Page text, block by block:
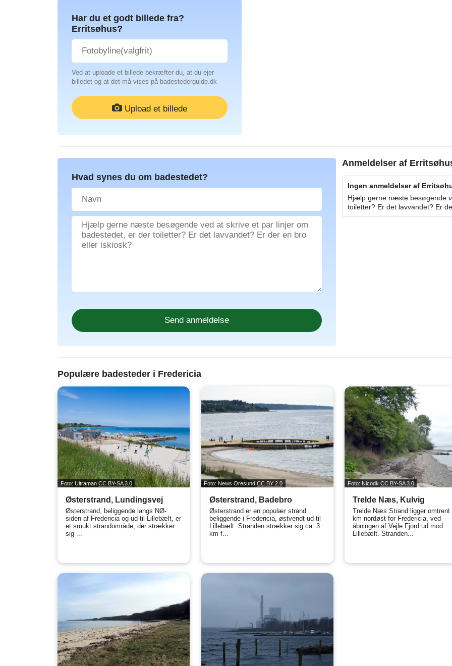
Har du et godt billede fra?
Erritsøhus?
Ved at uploade et billede bekræfter du, at du ejer
billedet og at det må vises på badestederguide.dk
Upload et billede
Anmeldelser af
Ingen anmeldelser af
Hjælp gerne næste besøgende
toiletter? Er det lavvandet? Er
Hvad synes du om badestedet?
Populære badesteder i Fredericia
Foto: UltramanCC BY-SA 3.0
Østerstrand, Lundingsvej
Østerstrand, beliggende langs NØ-
siden af Fredericia og ud til Lillebælt, er
et smukt strandområde, der strækker
sig ...
Foto: News OresundCC BY 2.0
Østerstrand, Badebro
Østerstrand er en populær strand
beliggende i Fredericia, østvendt ud til
Lillebælt. Stranden strækker sig ca. 3
km f...
Foto: Nicodk CC BY-SA 3.0
Trelde Næs, Kulvig
Trelde Næs Strand ligger omtrent
km nordøst for Fredericia, ved
åbningen af Vejle Fjord ud mod
Lillebælt. Stranden...